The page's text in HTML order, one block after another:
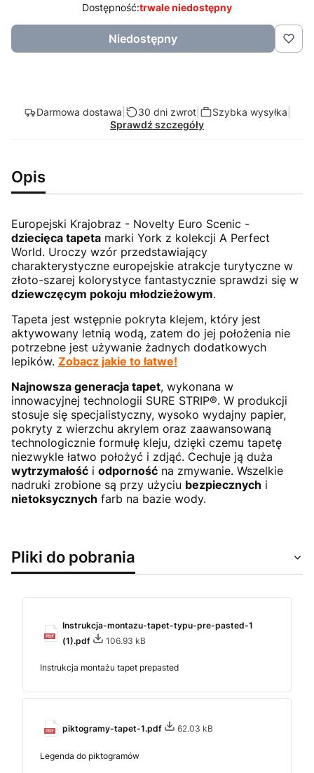
Dostępność:trwale niedostępny
Niedostępny
Darmowa dostawa 30 dni zwrot| Szybka wysyłka
Sprawdź szczegóły
Opis
Europejski Krajobraz - Novelty Euro Scenic -
dziecięca tapeta marki York z kolekcji A Perfect
World. Uroczy wzór przedstawiający
charakterystyczne europejskie atrakcje turytyczne w
złoto-szarej kolorystyce fantastycznie sprawdzi się w
dziewczęcym pokoju młodzieżowym.
Tapeta jest wstępnie pokryta klejem, który jest
aktywowany letnią wodą, zatem do jej położenia nie
potrzebne jest używanie żadnych dodatkowych
lepików. Zobacz jakie to łatwe!
Najnowsza generacja tapet, wykonana w
innowacyjnej technologii SURE STRIP®. W produkcji
stosuje się specjalistyczny, wysoko wydajny papier,
pokryty z wierzchu akrylem oraz zaawansowaną
technologicznie formułę kleju, dzięki czemu tapetę
niezwykle łatwo położyć i zdjąć. Cechuje ją duża
wytrzymałość i odporność na zmywanie. Wszelkie
nadruki zrobione są przy użyciu bezpiecznych i
nietoksycznych farb na bazie wody.
Pliki do pobrania
Instrukcja-montazu-tapet-typu-pre-pasted-1
(1).pdf
106.93 kB
Instrukcja montażu tapet prepasted
piktogramy-tapet-1.pdf 62.03 kB
Legenda do piktogramów